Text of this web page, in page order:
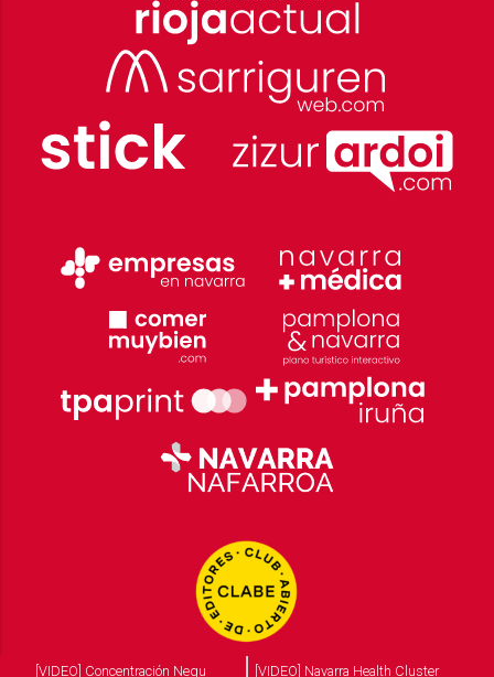
[VIDEO] Concentración Negu [VIDEO] Navarra Health Cluster